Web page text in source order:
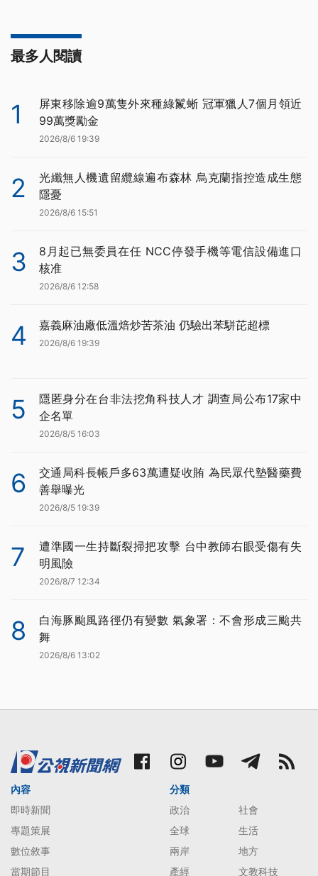
最多人閱讀
1
屏東移除逾9萬隻外來種綠鬣蜥 冠軍獵人7個月領近
99萬獎勵金
2026/8/6 19:39
2
光纖無人機遺留纜線遍布森林 烏克蘭指控造成生態
隱憂
2026/8/6 15:51
3
8月起已無委員在任 NCC停發手機等電信設備進口
核准
2026/8/6 12:58
4 嘉義麻油廠低溫焙炒苦茶油 仍驗出苯駢芘超標
2026/8/6 19:39
5
隱匿身分在台非法挖角科技人才 調查局公布17家中
企名單
2026/8/5 16:03
6
交通局科長帳戶多63萬遭疑收賄 為民眾代墊醫藥費
善舉曝光
2026/8/5 19:39
7
遭準國一生持斷裂掃把攻擊 台中教師右眼受傷有失
明風險
2026/8/7 12:34
8
白海豚颱風路徑仍有變數 氣象署：不會形成三颱共
舞
2026/8/6 13:02
內容
即時新聞
專題策展
數位敘事
當期節目
分類
政治
社會
全球
生活
兩岸
地方
產經
文教科技